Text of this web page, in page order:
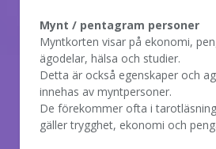
Mynt / pentagram personer
Myntkorten visar på ekonomi,
ägodelar, hälsa och studier.
Detta är också egenskaper och
innehas av myntpersoner.
De förekommer ofta i
gäller trygghet, ekonomi och